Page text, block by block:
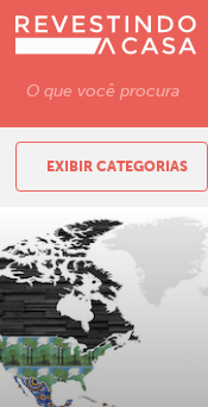
EXIBIR CATEGORIAS